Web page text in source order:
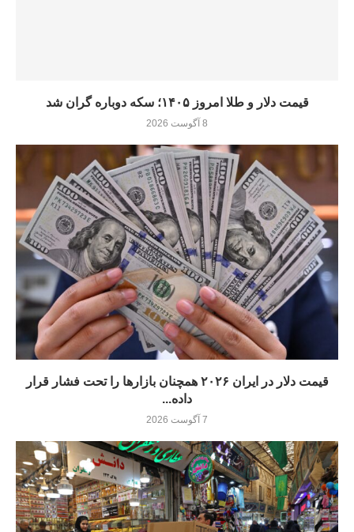
قیمت دلار و طلا امروز ۱۴۰۵؛ سکه دوباره گران شد
8 آگوست 2026
قیمت دلار در ایران ۲۰۲۶ همچنان بازارها را تحت فشار قرار
داده...
7 آگوست 2026